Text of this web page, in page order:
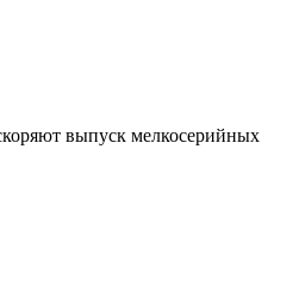
выпуск мелкосерийных